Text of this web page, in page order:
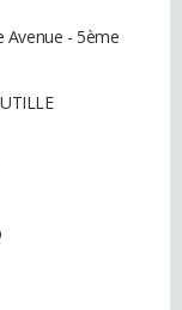
- 5ème